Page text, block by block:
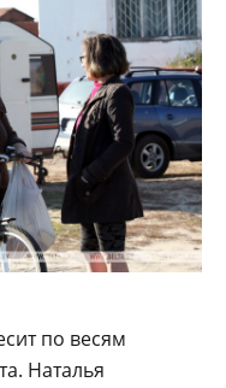
по весям
Наталья